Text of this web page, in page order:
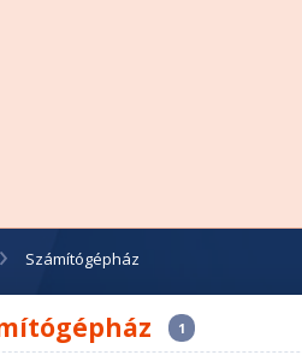
Számítógépház
1